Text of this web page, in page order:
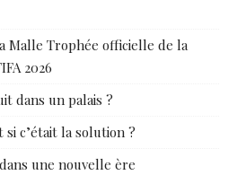
Malle Trophée officielle de la
2026
dans un palais ?
c’était la solution ?
une nouvelle ère